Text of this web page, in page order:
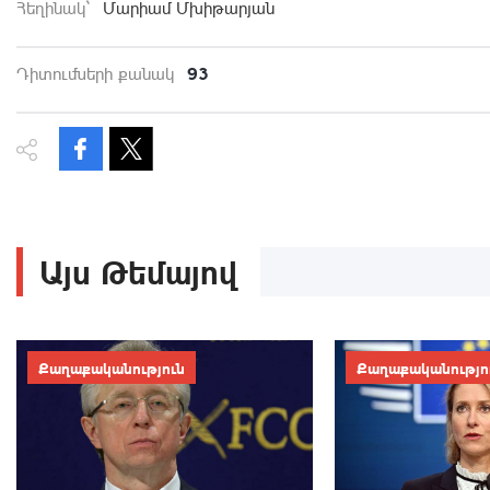
Հեղինակ` Մարիամ Մխիթարյան
Դիտումների քանակ 93
Այս Թեմայով
Քաղաքականություն